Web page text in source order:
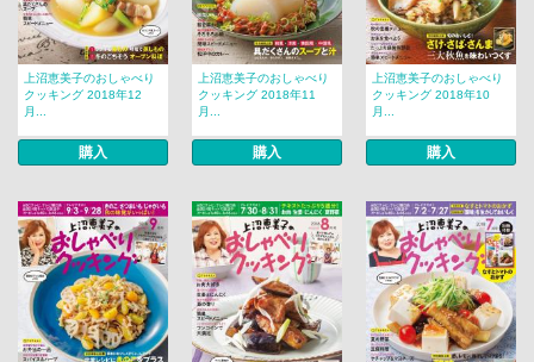
上沼恵美子のおしゃべり
クッキング 2018年12
月...
購入
上沼恵美子のおしゃべり
クッキング 2018年11
月...
購入
上沼恵美子のおしゃべり
クッキング 2018年10
月...
購入